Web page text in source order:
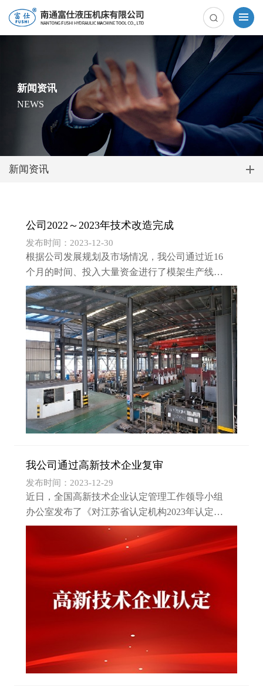
新闻资讯
NEWS
新闻资讯
公司2022～2023年技术改造完成
发布时间：2023-12-30
根据公司发展规划及市场情况，我公司通过近16
个月的时间、投入大量资金进行了模架生产线数
控化升级改造、油缸加工设备能力提升到具备加
工3500吨缸体、新增压机装配车间面积2000平
米、新增20吨行车...
我公司通过高新技术企业复审
发布时间：2023-12-29
近日，全国高新技术企业认定管理工作领导小组
办公室发布了《对江苏省认定机构2023年认定报
备的*批高新技术企业进行备案的公告》，我公司
通过了高新技术企业重新认定，高新技术企业证
书编号：南通富...